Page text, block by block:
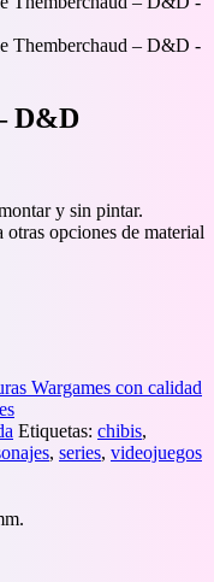
D&D
y sin pintar.
opciones de material
Wargames con calidad
Etiquetas: chibis,
, series, videojuegos